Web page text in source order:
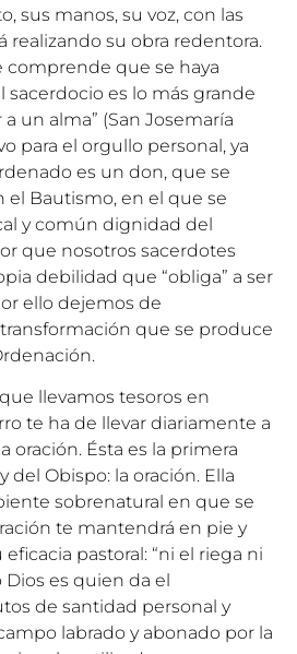
sus manos, su voz, con las
realizando su obra redentora.
comprende que se haya
sacerdocio es lo más grande
un alma” (San Josemaría
para el orgullo personal, ya
es un don, que se
el Bautismo, en el que se
y común dignidad del
que nosotros sacerdotes
debilidad que “obliga” a ser
ello dejemos de
que se produce
llevamos tesoros en
te ha de llevar diariamente a
oración. Ésta es la primera
del Obispo: la oración. Ella
sobrenatural en que se
te mantendrá en pie y
pastoral: “ni el riega ni
es quien da el
de santidad personal y
labrado y abonado por la